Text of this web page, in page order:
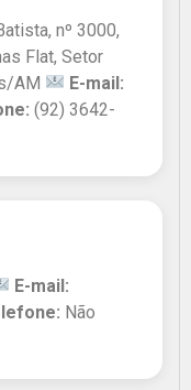
nº 3000,
Flat, Setor
AM
E-mail:
(92) 3642-
E-mail:
Não